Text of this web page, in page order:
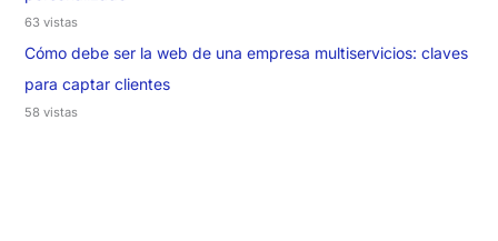
63 vistas
Cómo debe ser la web de una empresa multiservicios: claves
para captar clientes
58 vistas